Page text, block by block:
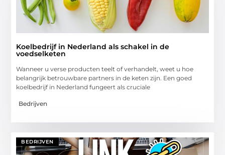
Koelbedrijf in Nederland als schakel in de
voedselketen
Wanneer u verse producten teelt of verhandelt, weet u hoe
belangrijk betrouwbare partners in de keten zijn. Een goed
koelbedrijf in Nederland fungeert als cruciale
Bedrijven
BEDRIJVEN